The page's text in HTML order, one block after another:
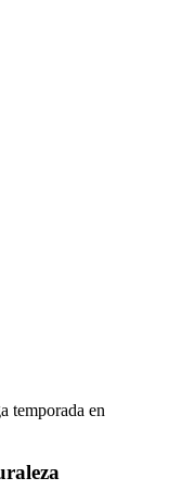
temporada en